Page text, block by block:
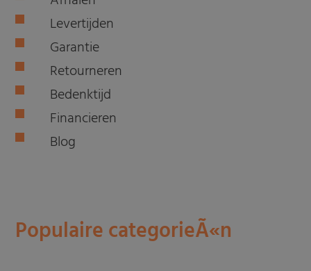
Levertijden
Garantie
Retourneren
Bedenktijd
Financieren
Blog
Populaire categorieÃ«n